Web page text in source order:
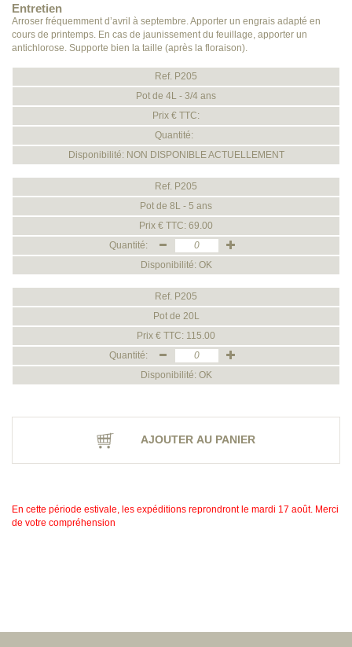
Entretien
Arroser fréquemment d’avril à septembre. Apporter un engrais adapté en
cours de printemps. En cas de jaunissement du feuillage, apporter un
antichlorose. Supporte bien la taille (après la floraison).
Ref. P205
Pot de 4L - 3/4 ans
Prix € TTC:
Quantité:
Disponibilité: NON DISPONIBLE ACTUELLEMENT
Ref. P205
Pot de 8L - 5 ans
Prix € TTC: 69.00
Quantité:
Disponibilité: OK
Ref. P205
Pot de 20L
Prix € TTC: 115.00
Quantité:
Disponibilité: OK
AJOUTER AU PANIER
En cette période estivale, les expéditions reprondront le mardi 17 août. Merci
de votre compréhension